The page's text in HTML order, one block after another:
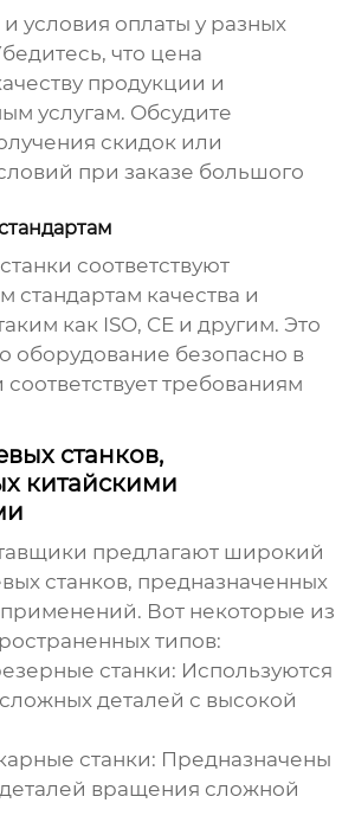
условия оплаты у разных
что цена
продукции и
услугам. Обсудите
скидок или
при заказе большого
соответствуют
качества и
как ISO, CE и другим. Это
оборудование безопасно в
требованиям
станков,
китайскими
предлагают широкий
станков, предназначенных
Вот некоторые из
типов:
станки: Используются
деталей с высокой
станки: Предназначены
вращения сложной